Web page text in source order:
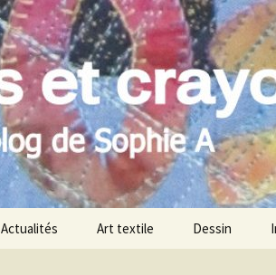
Le blog de Sophie A
Actualités Art textile Dessin